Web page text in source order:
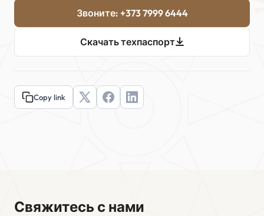
Звоните: +373 7999 6444
Скачать техпаспорт
Copy link
Свяжитесь с нами